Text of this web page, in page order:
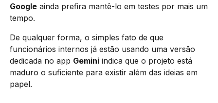
Google ainda prefira mantê-lo em testes por mais um
tempo.
De qualquer forma, o simples fato de que
funcionários internos já estão usando uma versão
dedicada no app Gemini indica que o projeto está
maduro o suficiente para existir além das ideias em
papel.